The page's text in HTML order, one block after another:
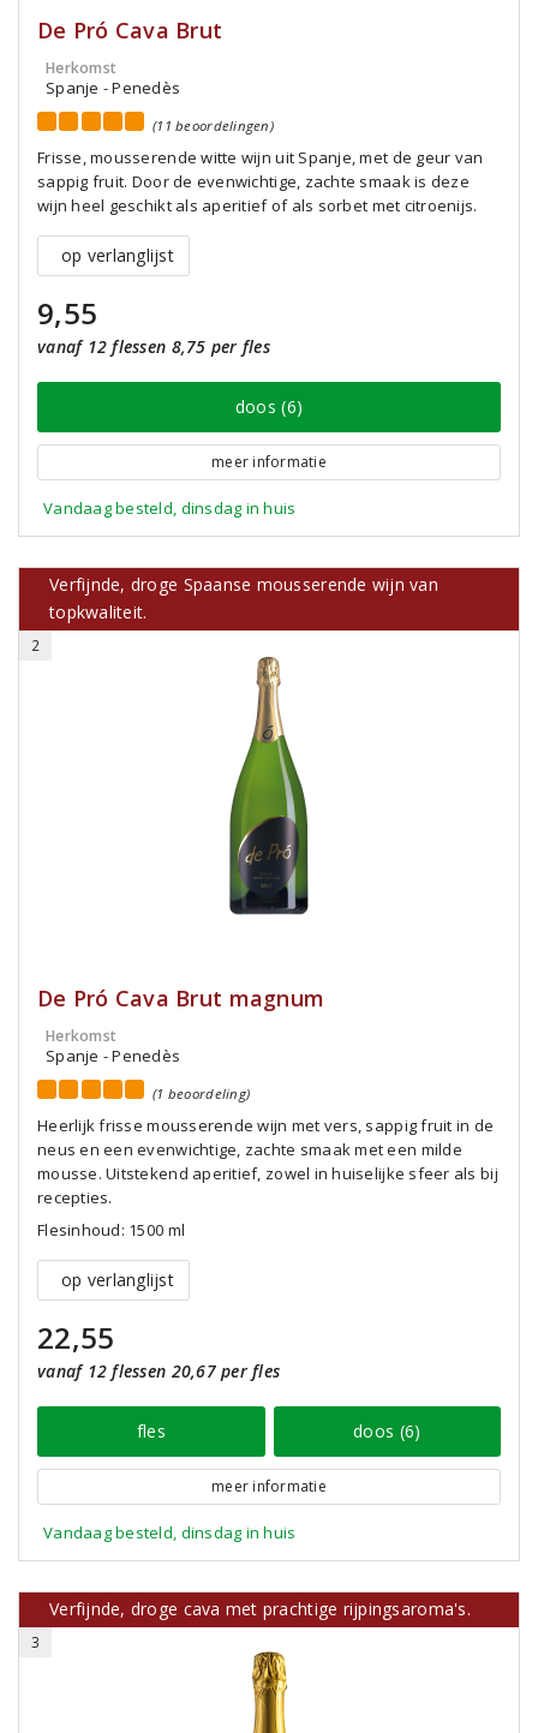
De Pró Cava Brut
Herkomst
Spanje - Penedès
(11 beoordelingen)
Frisse, mousserende witte wijn uit Spanje, met de geur van
sappig fruit. Door de evenwichtige, zachte smaak is deze
wijn heel geschikt als aperitief of als sorbet met citroenijs.
op verlanglijst
9,55
vanaf 12 flessen 8,75 per fles
doos (6)
meer informatie
Vandaag besteld, dinsdag in huis
Verfijnde, droge Spaanse mousserende wijn van
topkwaliteit.
2
De Pró Cava Brut magnum
Herkomst
Spanje - Penedès
(1 beoordeling)
Heerlijk frisse mousserende wijn met vers, sappig fruit in de
neus en een evenwichtige, zachte smaak met een milde
mousse. Uitstekend aperitief, zowel in huiselijke sfeer als bij
recepties.
Flesinhoud: 1500 ml
op verlanglijst
22,55
vanaf 12 flessen 20,67 per fles
fles doos (6)
meer informatie
Vandaag besteld, dinsdag in huis
Verfijnde, droge cava met prachtige rijpingsaroma's.
3